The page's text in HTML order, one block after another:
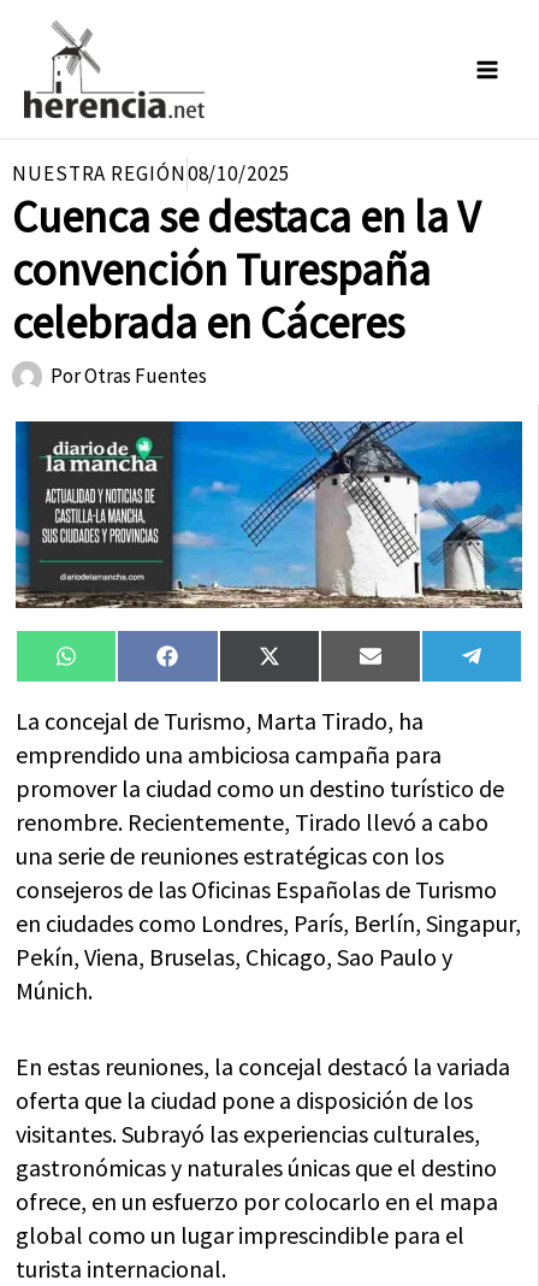
contenido
NUESTRA REGIÓN08/10/2025
Cuenca se destaca en la V
convención Turespaña
celebrada en Cáceres
PorOtras Fuentes
Compartir
en
WhatsAppCompartir
en
FacebookCompartir
en
X
(Twitter)
Compartir
en
Email
en
La concejal de Turismo, Marta Tirado, ha
emprendido una ambiciosa campaña para
promover la ciudad como un destino turístico de
renombre. Recientemente, Tirado llevó a cabo
una serie de reuniones estratégicas con los
consejeros de las Oficinas Españolas de Turismo
en ciudades como Londres, París, Berlín, Singapur,
Pekín, Viena, Bruselas, Chicago, Sao Paulo y
Múnich.
En estas reuniones, la concejal destacó la variada
oferta que la ciudad pone a disposición de los
visitantes. Subrayó las experiencias culturales,
gastronómicas y naturales únicas que el destino
ofrece, en un esfuerzo por colocarlo en el mapa
global como un lugar imprescindible para el
turista internacional.